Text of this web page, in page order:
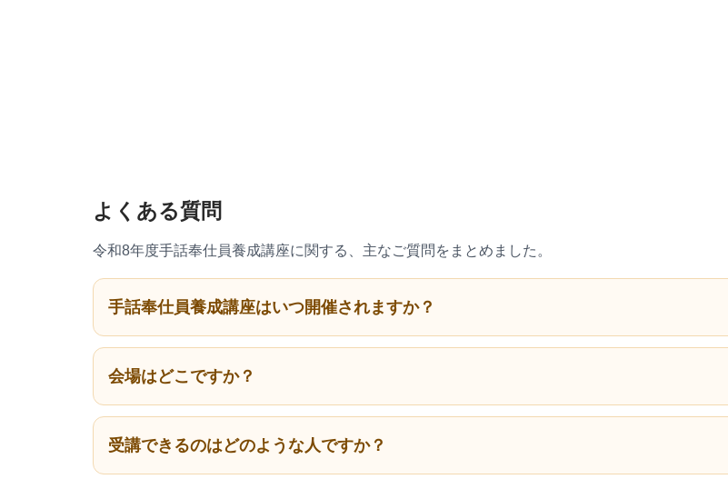
よくある質問
令和8年度手話奉仕員養成講座に関する、主なご質問をまとめました。
手話奉仕員養成講座はいつ開催されますか？
会場はどこですか？
受講できるのはどのような人ですか？